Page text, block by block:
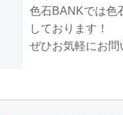
色石BANKでは色
しております！
ぜひお気軽にお問